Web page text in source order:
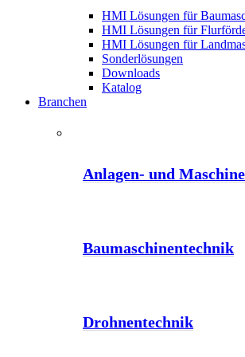
HMI Lösungen für
HMI Lösungen für
HMI Lösungen für
Sonderlösungen
Downloads
Katalog
Branchen
Anlagen- und
Baumaschinentechnik
Drohnentechnik